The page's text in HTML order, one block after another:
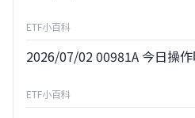
ETF小百科
2026/07/02 00981A 今日操
ETF小百科